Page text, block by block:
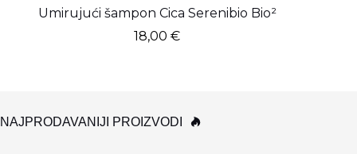
Umirujući šampon Cica Serenibio Bio²
18,00€
NAJPRODAVANIJI PROIZVODI